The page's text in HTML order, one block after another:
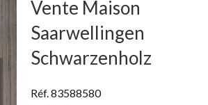
Vente Maison
Saarwellingen
Schwarzenholz
Réf. 83588580